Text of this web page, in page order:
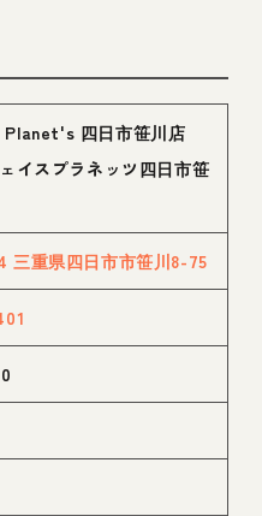
Planet's 四日市笹川店
ェイスプラネッツ四日市笹
三重県四日市市笹川8-75